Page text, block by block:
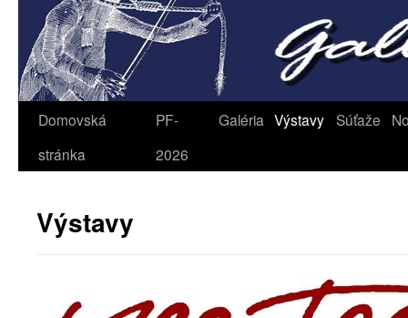
Domovská
stránka
PF-
2026
Galéria Výstavy Súťaže
Výstavy